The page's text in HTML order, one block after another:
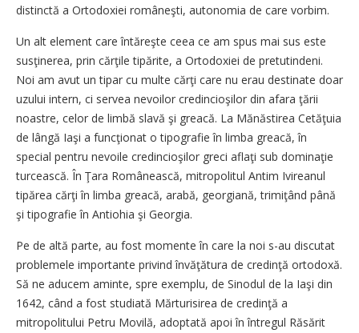
distinctă a Ortodoxiei româneşti, autonomia de care vorbim.
Un alt element care întăreşte ceea ce am spus mai sus este
susţinerea, prin cărţile tipărite, a Ortodoxiei de pretutindeni.
Noi am avut un tipar cu multe cărţi care nu erau destinate doar
uzului intern, ci servea nevoilor credincioşilor din afara ţării
noastre, celor de limbă slavă şi greacă. La Mănăstirea Cetăţuia
de lângă Iaşi a funcţionat o tipografie în limba greacă, în
special pentru nevoile credincioşilor greci aflaţi sub dominaţie
turcească. În Ţara Românească, mitropolitul Antim Ivireanul
tipărea cărţi în limba greacă, arabă, georgiană, trimiţând până
şi tipografie în Antiohia şi Georgia.
Pe de altă parte, au fost momente în care la noi s-au discutat
problemele importante privind învăţătura de credinţă ortodoxă.
Să ne aducem aminte, spre exemplu, de Sinodul de la Iaşi din
1642, când a fost studiată Mărturisirea de credinţă a
mitropolitului Petru Movilă, adoptată apoi în întregul Răsărit